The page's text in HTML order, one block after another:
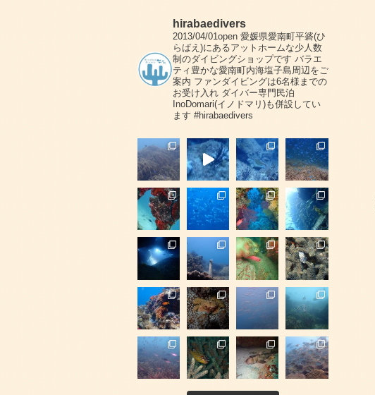
hirabaedivers
2013/04/01open愛媛県愛南町平碆(ひ
らばえ)にあるアットホームな少人数
制のダイビングショップです バラエ
ティ豊かな愛南町内海塩子島周辺をご
案内 ファンダイビングは6名様までの
お受け入れダイバー専門民泊
InoDomari(イノドマリ)も併設してい
ます #hirabaedivers